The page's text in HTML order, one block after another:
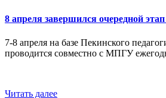
8 апреля завершился очередной
7-8 апреля на базе Пекинского
проводится совместно с МПГУ
Читать далее